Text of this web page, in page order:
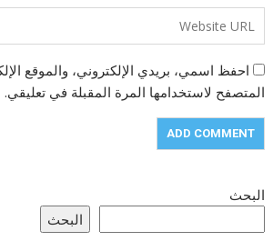
احفظ اسمي، بريدي الإلكتروني، والموقع
المتصفح لاستخدامها المرة المقبلة في تعليقي.
البحث
البحث